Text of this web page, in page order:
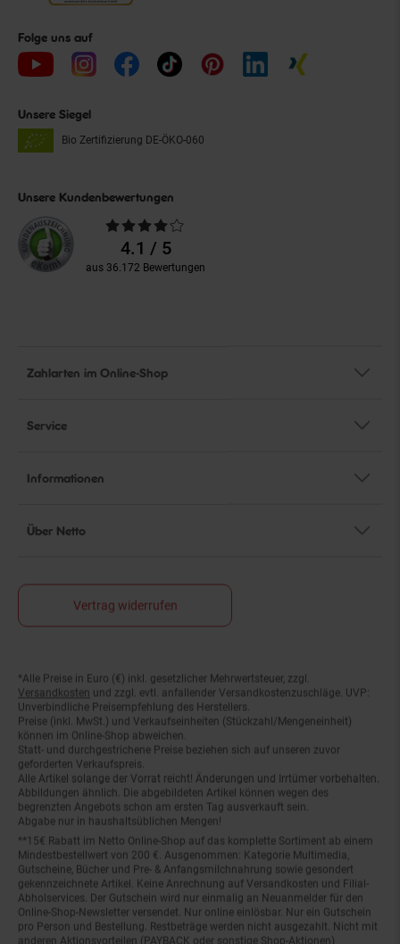
Folge uns auf
Unsere Siegel
Bio Zertifizierung DE-ÖKO-060
Unsere Kundenbewertungen
Durchschnittliche
Bewertungen4.1 / 5
aus 36.172 Bewertungen
Zahlarten im Online-Shop
Service
Informationen
Über Netto
Vertrag widerrufen
Fußnoten
*Alle Preise in Euro (€) inkl. gesetzlicher Mehrwertsteuer, zzgl.
Versandkosten und zzgl. evtl. anfallender Versandkostenzuschläge. UVP:
Unverbindliche Preisempfehlung des Herstellers.
Preise (inkl. MwSt.) und Verkaufseinheiten (Stückzahl/Mengeneinheit)
können im Online-Shop abweichen.
Statt- und durchgestrichene Preise beziehen sich auf unseren zuvor
geforderten Verkaufspreis.
Alle Artikel solange der Vorrat reicht! Änderungen und Irrtümer vorbehalten.
Abbildungen ähnlich. Die abgebildeten Artikel können wegen des
begrenzten Angebots schon am ersten Tag ausverkauft sein.
Abgabe nur in haushaltsüblichen Mengen!
**15€ Rabatt im Netto Online-Shop auf das komplette Sortiment ab einem
Mindestbestellwert von 200 €. Ausgenommen: Kategorie Multimedia,
Gutscheine, Bücher und Pre- & Anfangsmilchnahrung sowie gesondert
gekennzeichnete Artikel. Keine Anrechnung auf Versandkosten und Filial-
Abholservices. Der Gutschein wird nur einmalig an Neuanmelder für den
Online-Shop-Newsletter versendet. Nur online einlösbar. Nur ein Gutschein
pro Person und Bestellung. Restbeträge werden nicht ausgezahlt. Nicht mit
anderen Aktionsvorteilen (PAYBACK oder sonstige Shop-Aktionen)